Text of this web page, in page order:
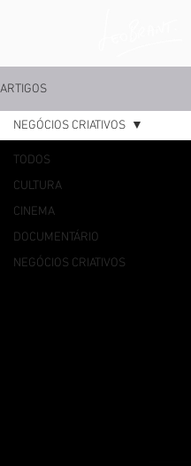
ARTIGOS
TODOS
CULTURA
CINEMA
DOCUMENTÁRIO
NEGÓCIOS CRIATIVOS
NEGÓCIOS CRIATIVOS